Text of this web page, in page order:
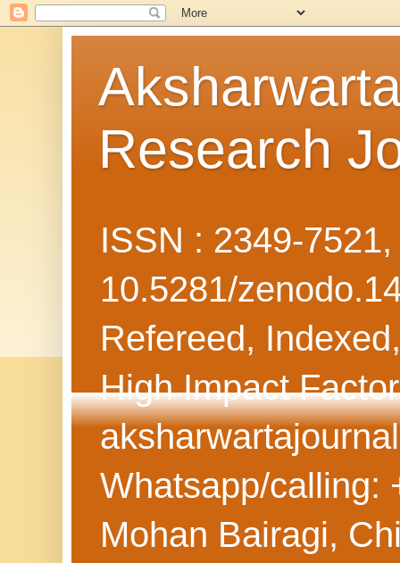
Research
ISSN : 2349-
10.5281/
Refereed,
High Impact
Whatsapp/calling:
Mohan Bairagi,